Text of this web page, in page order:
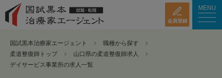
会員登録
MENU
国試黒本治療家エージェント
職種から探す
柔道整復師トップ
山口県の柔道整復師求人
デイサービス事業所の求人一覧